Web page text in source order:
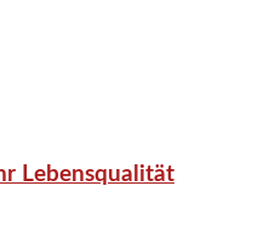
Lebensqualität